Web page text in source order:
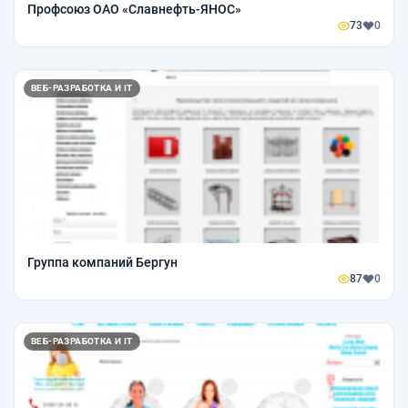
Профсоюз ОАО «Славнефть-ЯНОС»
73 0
ВЕБ-РАЗРАБОТКА И IT
Группа компаний Бергун
87 0
ВЕБ-РАЗРАБОТКА И IT